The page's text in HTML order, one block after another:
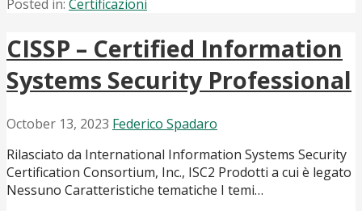
Posted in: Certificazioni
CISSP – Certified Information
Systems Security Professional
October 13, 2023 Federico Spadaro
Rilasciato da International Information Systems Security
Certification Consortium, Inc., ISC2 Prodotti a cui è legato
Nessuno Caratteristiche tematiche I temi…